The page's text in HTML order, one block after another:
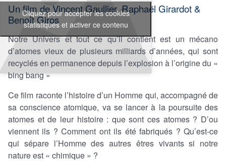
Cliquez pour accepter les cookies
statistiques et activer ce contenu
Un film de Vincent Gaullier, Raphaël Girardot &
Benoît Giros
Notre Univers et tout ce qu’il contient est un mécano
d’atomes vieux de plusieurs milliards d’années, qui sont
recyclés en permanence depuis l’explosion à l’origine du «
bing bang »
Ce film raconte l’histoire d’un Homme qui, accompagné de
sa conscience atomique, va se lancer à la poursuite des
atomes et de leur histoire : que sont ces atomes ? D’ou
viennent ils ? Comment ont ils été fabriqués ? Qu’est-ce
qui sépare l’Homme des autres êtres vivants si notre
nature est « chimique » ?